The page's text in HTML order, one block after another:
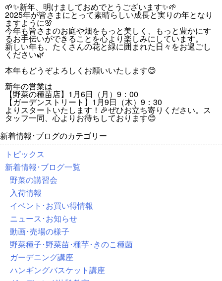
🌱✨新年、明けましておめでとうございます✨🌱
2025年が皆さまにとって素晴らしい成長と実りの年となり
ますように🌸
今年も皆さまのお庭や畑をもっと美しく、もっと豊かにす
るお手伝いができることを心より楽しみにしています。
新しい年も、たくさんの花と緑に囲まれた日々をお過ごし
ください🌿
本年もどうぞよろしくお願いいたします😊
新年の営業は
【野菜の種苗店】1月6日（月）9：00
【ガーデンストリート】1月9日（木）9：30
よりスタートいたします！🎉ぜひお立ち寄りください。ス
タッフ一同、心よりお待ちしております😊
新着情報･ブログのカテゴリー
トピックス
新着情報･ブログ一覧
野菜の講習会
入荷情報
イベント･お買い得情報
ニュース･お知らせ
動画･売場の様子
野菜種子･野菜苗･種芋･きのこ種菌
ガーデニング講座
ハンギングバスケット講座